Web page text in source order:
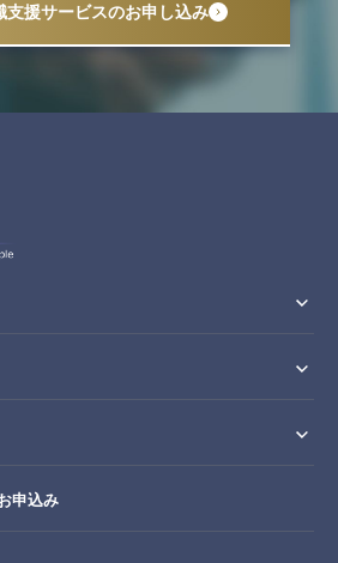
支援サービスのお申し込み
申込み